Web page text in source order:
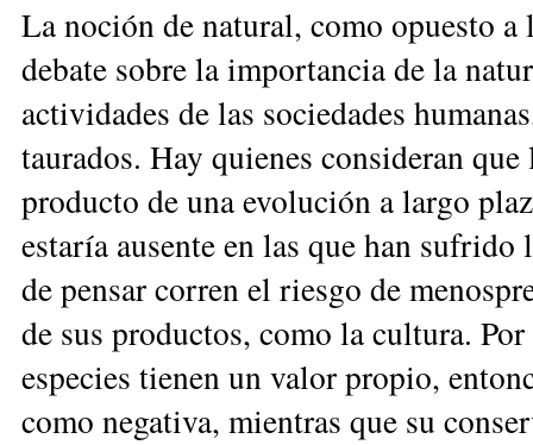
La noción de natural, como opuesto
debate sobre la importancia de la
actividades de las so­ciedades
tau­rados. Hay quienes consideran
producto de una evolución a largo
estaría ausente en las que han
de pensar corren el riesgo de
de sus productos, como la cultura.
especies tienen un valor propio,
como negativa, mientras que su